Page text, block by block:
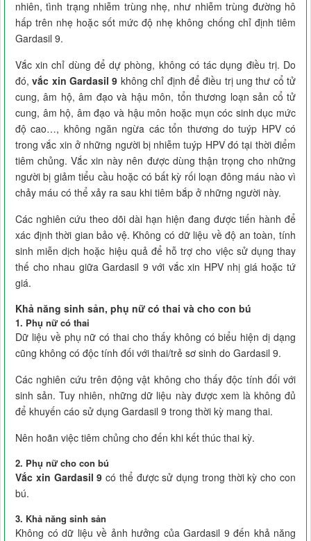
nhiên, tình trạng nhiễm trùng nhẹ, như nhiễm trùng đường hô
hấp trên nhẹ hoặc sốt mức độ nhẹ không chống chỉ định tiêm
Gardasil 9.
Vắc xin chỉ dùng để dự phòng, không có tác dụng điều trị. Do
đó,vắc xin Gardasil 9 không chỉ định để điều trị ung thư cổ tử
cung, âm hộ, âm đạo và hậu môn, tổn thương loạn sản cổ tử
cung, âm hộ, âm đạo và hậu môn hoặc mụn cóc sinh dục mức
độ cao…, không ngăn ngừa các tổn thương do tuýp HPV có
trong vắc xin ở những người bị nhiễm tuýp HPV đó tại thời điểm
tiêm chủng. Vắc xin này nên được dùng thận trọng cho những
người bị giảm tiểu cầu hoặc có bất kỳ rối loạn đông máu nào vì
chảy máu có thể xảy ra sau khi tiêm bắp ở những người này.
Các nghiên cứu theo dõi dài hạn hiện đang được tiến hành để
xác định thời gian bảo vệ. Không có dữ liệu về độ an toàn, tính
sinh miễn dịch hoặc hiệu quả để hỗ trợ cho việc sử dụng thay
thế cho nhau giữa Gardasil 9 với vắc xin HPV nhị giá hoặc tứ
giá.
Khả năng sinh sản, phụ nữ có thai và cho con bú
1. Phụ nữ có thai
Dữ liệu về phụ nữ có thai cho thấy không có biểu hiện dị dạng
cũng không có độc tính đối với thai/trẻ sơ sinh do Gardasil 9.
Các nghiên cứu trên động vật không cho thấy độc tính đối với
sinh sản. Tuy nhiên, những dữ liệu này được xem là không đủ
để khuyến cáo sử dụng Gardasil 9 trong thời kỳ mang thai.
Nên hoãn việc tiêm chủng cho đến khi kết thúc thai kỳ.
2. Phụ nữ cho con bú
Vắc xin Gardasil 9 có thể được sử dụng trong thời kỳ cho con
bú.
3. Khả năng sinh sản
Không có dữ liệu về ảnh hưởng của Gardasil 9 đến khả năng